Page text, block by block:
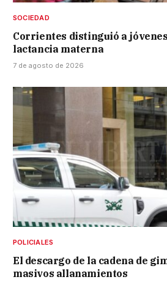
SOCIEDAD
Corrientes distinguió a
lactancia materna
7 de agosto de 2026
POLICIALES
El descargo de la cadena de
masivos allanamientos